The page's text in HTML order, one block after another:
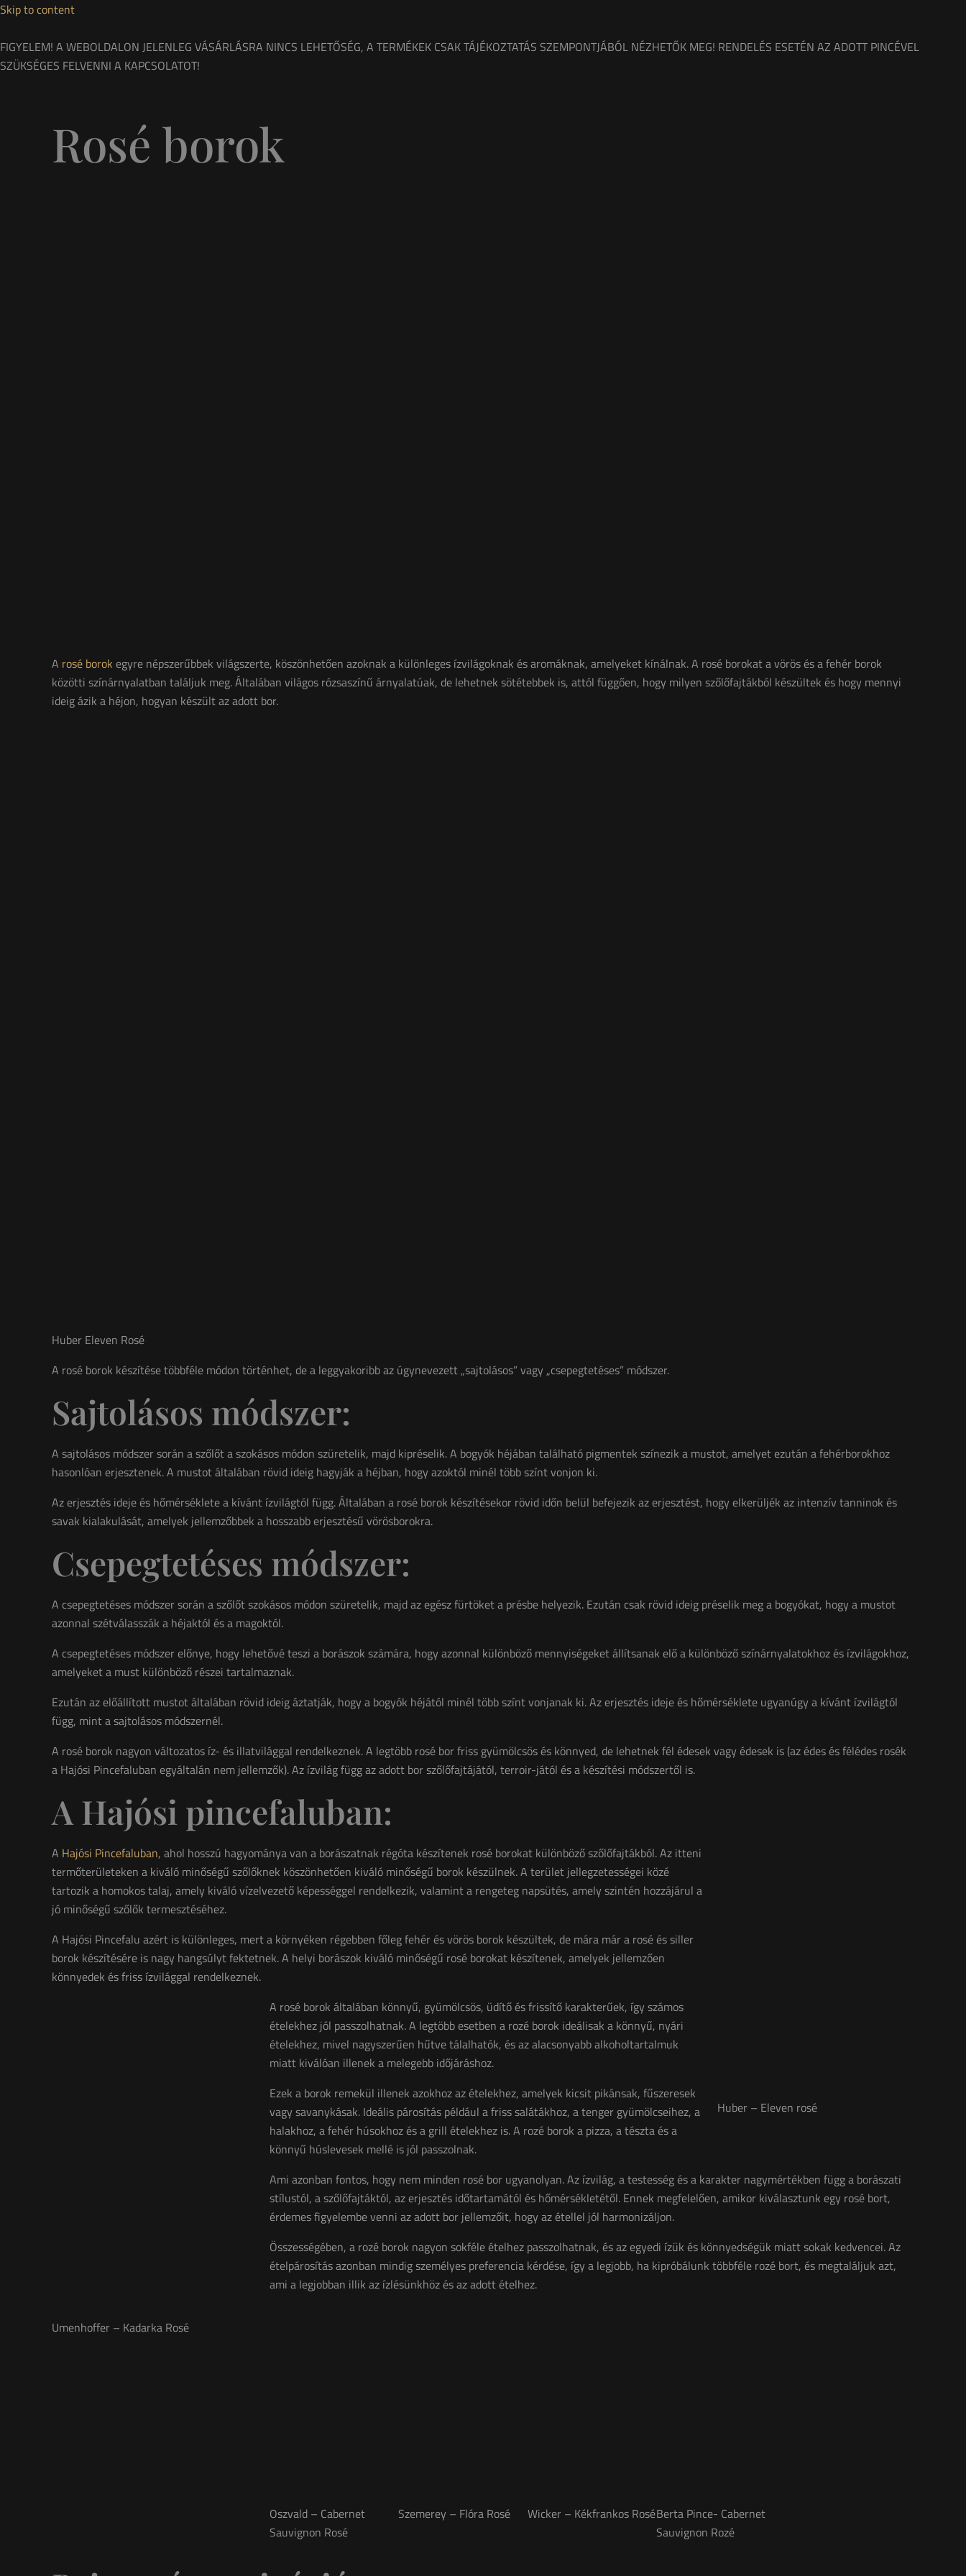
Skip to content
FIGYELEM! A WEBOLDALON JELENLEG VÁSÁRLÁSRA NINCS LEHETŐSÉG, A TERMÉKEK CSAK TÁJÉKOZTATÁS SZEMPONTJÁBÓL NÉZHETŐK MEG! RENDELÉS ESETÉN AZ ADOTT PINCÉVEL
SZÜKSÉGES FELVENNI A KAPCSOLATOT!
Rosé borok
A rosé borok egyre népszerűbbek világszerte, köszönhetően azoknak a különleges ízvilágoknak és aromáknak, amelyeket kínálnak. A rosé borokat a vörös és a fehér borok
közötti színárnyalatban találjuk meg. Általában világos rózsaszínű árnyalatúak, de lehetnek sötétebbek is, attól függően, hogy milyen szőlőfajtákból készültek és hogy mennyi
ideig ázik a héjon, hogyan készült az adott bor.
Huber Eleven Rosé
A rosé borok készítése többféle módon történhet, de a leggyakoribb az úgynevezett „sajtolásos” vagy „csepegtetéses” módszer.
Sajtolásos módszer:
A sajtolásos módszer során a szőlőt a szokásos módon szüretelik, majd kipréselik. A bogyók héjában található pigmentek színezik a mustot, amelyet ezután a fehérborokhoz
hasonlóan erjesztenek. A mustot általában rövid ideig hagyják a héjban, hogy azoktól minél több színt vonjon ki.
Az erjesztés ideje és hőmérséklete a kívánt ízvilágtól függ. Általában a rosé borok készítésekor rövid időn belül befejezik az erjesztést, hogy elkerüljék az intenzív tanninok és
savak kialakulását, amelyek jellemzőbbek a hosszabb erjesztésű vörösborokra.
Csepegtetéses módszer:
A csepegtetéses módszer során a szőlőt szokásos módon szüretelik, majd az egész fürtöket a présbe helyezik. Ezután csak rövid ideig préselik meg a bogyókat, hogy a mustot
azonnal szétválasszák a héjaktól és a magoktól.
A csepegtetéses módszer előnye, hogy lehetővé teszi a borászok számára, hogy azonnal különböző mennyiségeket állítsanak elő a különböző színárnyalatokhoz és ízvilágokhoz,
amelyeket a must különböző részei tartalmaznak.
Ezután az előállított mustot általában rövid ideig áztatják, hogy a bogyók héjától minél több színt vonjanak ki. Az erjesztés ideje és hőmérséklete ugyanúgy a kívánt ízvilágtól
függ, mint a sajtolásos módszernél.
A rosé borok nagyon változatos íz- és illatvilággal rendelkeznek. A legtöbb rosé bor friss gyümölcsös és könnyed, de lehetnek fél édesek vagy édesek is (az édes és félédes rosék
a Hajósi Pincefaluban egyáltalán nem jellemzők). Az ízvilág függ az adott bor szőlőfajtájától, terroir-jától és a készítési módszertől is.
Huber – Eleven rosé
A Hajósi pincefaluban:
A Hajósi Pincefaluban, ahol hosszú hagyománya van a borászatnak régóta készítenek rosé borokat különböző szőlőfajtákból. Az itteni
termőterületeken a kiváló minőségű szőlőknek köszönhetően kiváló minőségű borok készülnek. A terület jellegzetességei közé
tartozik a homokos talaj, amely kiváló vízelvezető képességgel rendelkezik, valamint a rengeteg napsütés, amely szintén hozzájárul a
jó minőségű szőlők termesztéséhez.
A Hajósi Pincefalu azért is különleges, mert a környéken régebben főleg fehér és vörös borok készültek, de mára már a rosé és siller
borok készítésére is nagy hangsúlyt fektetnek. A helyi borászok kiváló minőségű rosé borokat készítenek, amelyek jellemzően
könnyedek és friss ízvilággal rendelkeznek.
Umenhoffer – Kadarka Rosé
A rosé borok általában könnyű, gyümölcsös, üdítő és frissítő karakterűek, így számos
ételekhez jól passzolhatnak. A legtöbb esetben a rozé borok ideálisak a könnyű, nyári
ételekhez, mivel nagyszerűen hűtve tálalhatók, és az alacsonyabb alkoholtartalmuk
miatt kiválóan illenek a melegebb időjáráshoz.
Ezek a borok remekül illenek azokhoz az ételekhez, amelyek kicsit pikánsak, fűszeresek
vagy savanykásak. Ideális párosítás például a friss salátákhoz, a tenger gyümölcseihez, a
halakhoz, a fehér húsokhoz és a grill ételekhez is. A rozé borok a pizza, a tészta és a
könnyű húslevesek mellé is jól passzolnak.
Ami azonban fontos, hogy nem minden rosé bor ugyanolyan. Az ízvilág, a testesség és a karakter nagymértékben függ a borászati
stílustól, a szőlőfajtáktól, az erjesztés időtartamától és hőmérsékletétől. Ennek megfelelően, amikor kiválasztunk egy rosé bort,
érdemes figyelembe venni az adott bor jellemzőit, hogy az étellel jól harmonizáljon.
Összességében, a rozé borok nagyon sokféle ételhez passzolhatnak, és az egyedi ízük és könnyedségük miatt sokak kedvencei. Az
ételpárosítás azonban mindig személyes preferencia kérdése, így a legjobb, ha kipróbálunk többféle rozé bort, és megtaláljuk azt,
ami a legjobban illik az ízlésünkhöz és az adott ételhez.
Oszvald – Cabernet
Sauvignon Rosé
Szemerey – Flóra Rosé Wicker – Kékfrankos RoséBerta Pince- Cabernet
Sauvignon Rozé